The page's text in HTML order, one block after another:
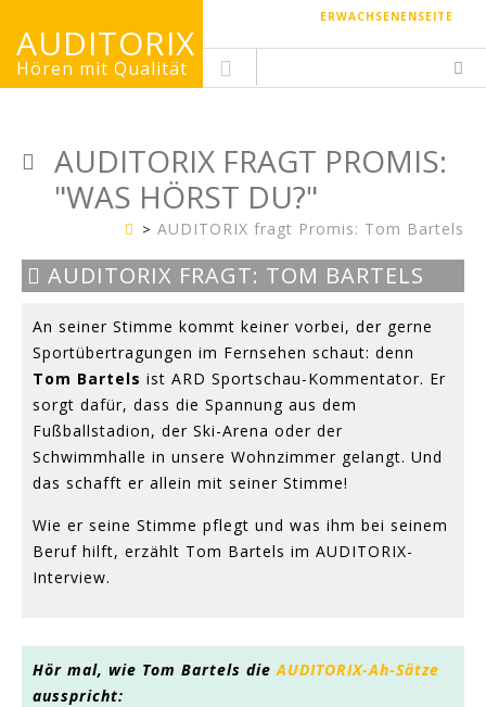
ERWACHSENENSEITE
AUDITORIX
Hören mit Qualität
AUDITORIX FRAGT PROMIS:
"WAS HÖRST DU?"
KinderseiteAUDITORIX fragt Promis: Tom Bartels
AUDITORIX FRAGT: TOM BARTELS
An seiner Stimme kommt keiner vorbei, der gerne
Sportübertragungen im Fernsehen schaut: denn
Tom Bartels ist ARD Sportschau-Kommentator. Er
sorgt dafür, dass die Spannung aus dem
Fußballstadion, der Ski-Arena oder der
Schwimmhalle in unsere Wohnzimmer gelangt. Und
das schafft er allein mit seiner Stimme!
Wie er seine Stimme pflegt und was ihm bei seinem
Beruf hilft, erzählt Tom Bartels im AUDITORIX-
Interview.
Hör mal, wie Tom Bartels dieAUDITORIX-Ah-Sätze
ausspricht: